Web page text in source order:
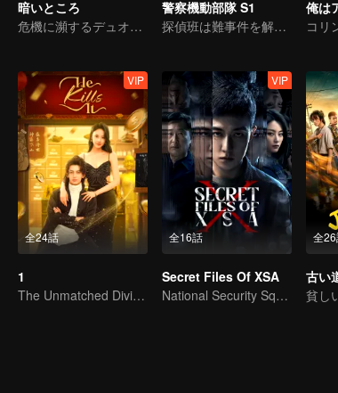
暗いところ
危機に瀕するデュオ！ 東南アジアの悪を暴く
警察機動部隊 S1
探偵班は難事件を解決する
俺は
全24話
VIP
1
The Unmatched Divine Doctor’s Journey Across the World
全16話
VIP
Secret Files Of XSA
National Security Squad Smashes Spy Conspiracy
全
古い
貧し